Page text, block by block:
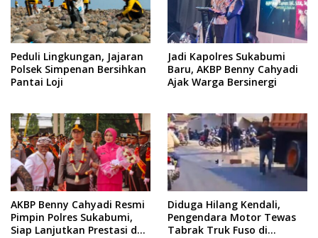
Peduli Lingkungan, Jajaran
Polsek Simpenan Bersihkan
Pantai Loji
Jadi Kapolres Sukabumi
Baru, AKBP Benny Cahyadi
Ajak Warga Bersinergi
AKBP Benny Cahyadi Resmi
Pimpin Polres Sukabumi,
Siap Lanjutkan Prestasi dan
Diduga Hilang Kendali,
Pengendara Motor Tewas
Tabrak Truk Fuso di